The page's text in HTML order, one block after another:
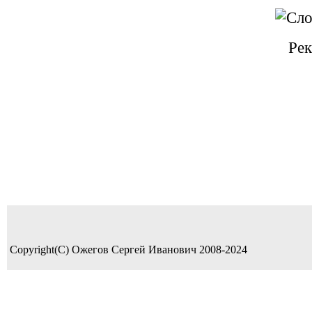
Copyright(C) Ожегов Сергей Иванович 2008-2024